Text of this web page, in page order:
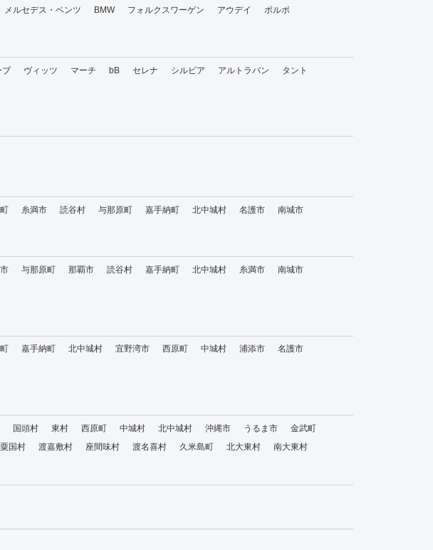
メルセデス・ベンツ BMW フォルクスワーゲン アウデイ ボルボ
ブ ヴィッツ マーチ bB セレナ シルビア アルトラパン
タント
糸満市 読谷村 与那原町 嘉手納町 北中城村 名護市 南城市
与那原町 那覇市 読谷村 嘉手納町 北中城村 糸満市
南城市
嘉手納町 北中城村 宜野湾市 西原町 中城村 浦添市
名護市
国頭村 東村 西原町 中城村 北中城村 沖縄市 うるま市
金武町
粟国村 渡嘉敷村 座間味村 渡名喜村 久米島町 北大東村
南大東村